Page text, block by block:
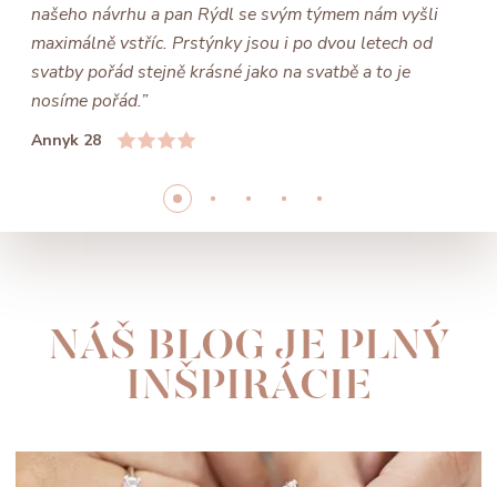
našeho návrhu a pan Rýdl se svým týmem nám vyšli
maximálně vstříc. Prstýnky jsou i po dvou letech od
svatby pořád stejně krásné jako na svatbě a to je
nosíme pořád.”
Annyk 28
NÁŠ BLOG JE PLNÝ
INŠPIRÁCIE